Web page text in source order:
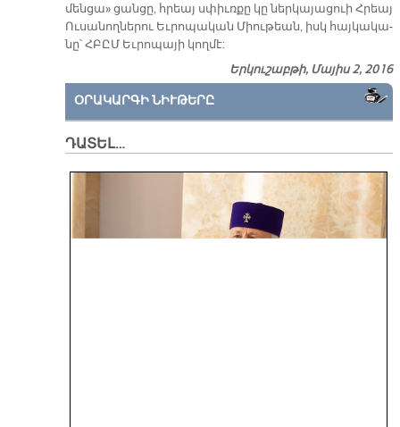
մեն­ցա» ցան­ցը, հրեայ սփիւռ­քը կը ներ­կա­յա­ցուի Հրեայ
Ու­սա­նող­նե­րու Եւ­րո­պա­կան Միու­թեան, իսկ հայ­կա­կա­
նը՝ ՀԲԸՄ Եւ­րո­պա­յի կող­մէ:
Երկուշաբթի, Մայիս 2, 2016
ՕՐԱԿԱՐԳԻ ՆԻՒԹԵՐԸ
ԴԱՏԵԼ…